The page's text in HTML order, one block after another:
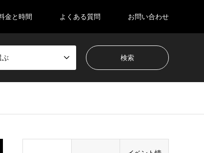
金と時間 よくある質問 お問い合わせ
ぶ